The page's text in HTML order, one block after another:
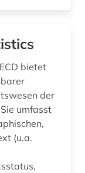
bietet
der
umfasst
(u.a.